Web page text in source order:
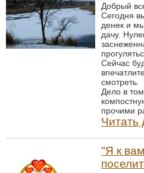
Добрый
Сегодня
денек и
дачу.
Сейчас
смотреть.
Дело в
прочими
Читать
"Я к